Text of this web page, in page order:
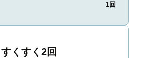
1回
すくすく2回